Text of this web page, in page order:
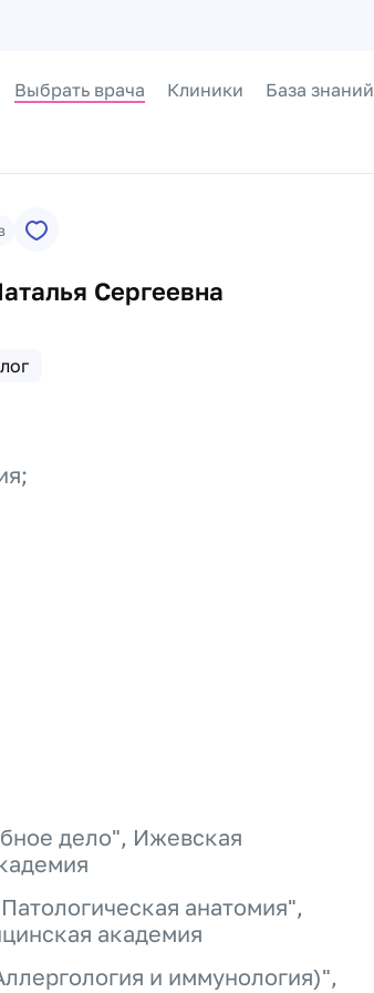
Выбрать врача Клиники База знаний
Сергеевна
дело", Ижевская
анатомия",
академия
и иммунология)",